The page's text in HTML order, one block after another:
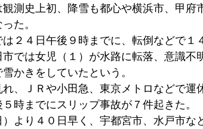
測史上初、降雪も都心や横浜市、甲府
た。
２４日午後９時までに、転倒などで１
では女児（１）が水路に転落、意識不
かきをしていたという。
、ＪＲや小田急、東京メトロなどで運
時までにスリップ事故が７件起きた。
より４０日早く、宇都宮市、水戸市な